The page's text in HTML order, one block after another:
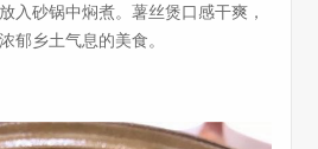
入砂锅中焖煮。薯丝煲口感干爽，
郁乡土气息的美食。